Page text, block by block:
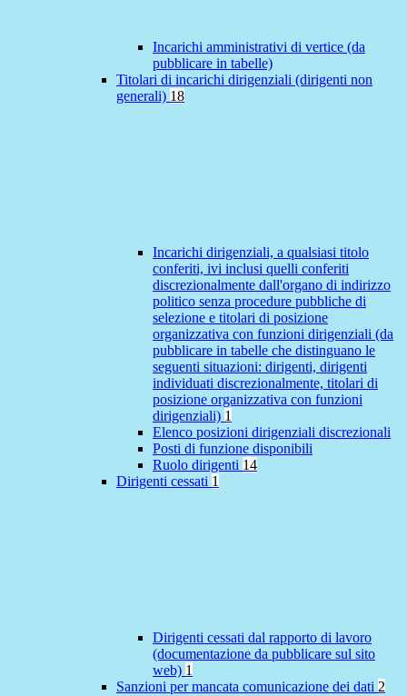
Incarichi amministrativi di vertice (da
pubblicare in tabelle)
Titolari di incarichi dirigenziali (dirigenti non
generali) 18
Incarichi dirigenziali, a qualsiasi titolo
conferiti, ivi inclusi quelli conferiti
discrezionalmente dall'organo di indirizzo
politico senza procedure pubbliche di
selezione e titolari di posizione
organizzativa con funzioni dirigenziali (da
pubblicare in tabelle che distinguano le
seguenti situazioni: dirigenti, dirigenti
individuati discrezionalmente, titolari di
posizione organizzativa con funzioni
dirigenziali) 1
Elenco posizioni dirigenziali discrezionali
Posti di funzione disponibili
Ruolo dirigenti 14
Dirigenti cessati 1
Dirigenti cessati dal rapporto di lavoro
(documentazione da pubblicare sul sito
web) 1
Sanzioni per mancata comunicazione dei dati 2